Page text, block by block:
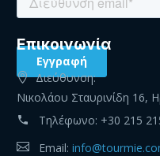
Eπικοινωνία
Διεύθυνση:
Νικολάου Σταυρινίδη 16,
Τηλέφωνο: +30 215
Email: